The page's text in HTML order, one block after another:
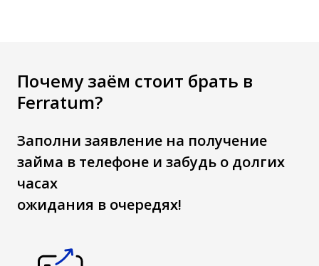
Почему заём стоит брать в
Ferratum?
Заполни заявление на получение
займа в телефоне и забудь о долгих
часах
ожидания в очередях!